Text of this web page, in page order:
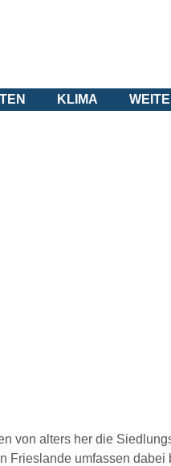
KLIMA
von alters her die
Frieslande umfassen dabei